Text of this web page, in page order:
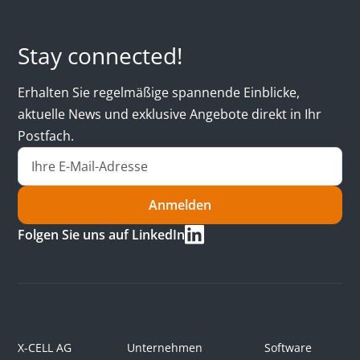
Stay connected!
Erhalten Sie regelmäßige spannende Einblicke,
aktuelle News und exklusive Angebote direkt in Ihr
Postfach.
Anmelden
Folgen Sie uns auf LinkedIn
X-CELL AG
Unternehmen Software